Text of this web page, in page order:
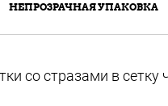
НЕПРОЗРАЧНАЯ УПАКОВКА